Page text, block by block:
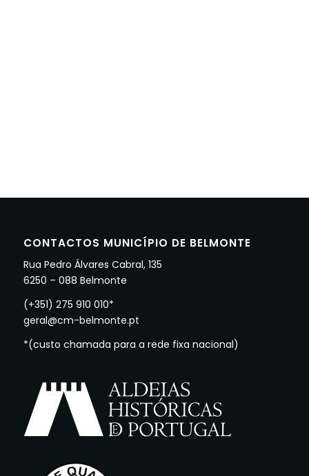
CONTACTOS MUNICÍPIO DE BELMONTE
Rua Pedro Álvares Cabral, 135
6250 – 088 Belmonte
(+351) 275 910 010*
geral@cm-belmonte.pt
*(custo chamada para a rede fixa nacional)